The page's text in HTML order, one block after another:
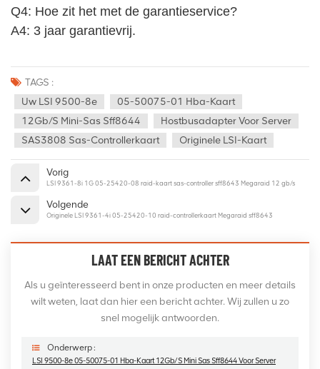
Q4: Hoe zit het met de garantieservice?
A4: 3 jaar garantievrij.
TAGS :
Uw LSI 9500-8e
05-50075-01 Hba-Kaart
12Gb/s Mini-Sas Sff8644
Hostbusadapter Voor Server
SAS3808 Sas-Controllerkaart
Originele LSI-Kaart
Vorig
LSI 9361-8i 1G 05-25420-08 raid-kaart sas-controller sff8643 Megaraid 12 gb/s
Volgende
Originele LSI 9361-4i 05-25420-10 raid-controllerkaart Megaraid sff8643
LAAT EEN BERICHT ACHTER
Als u geïnteresseerd bent in onze producten en meer details
wilt weten, laat dan hier een bericht achter. Wij zullen u zo
snel mogelijk antwoorden.
Onderwerp :
LSI 9500-8e 05-50075-01 Hba-Kaart 12Gb/s Mini Sas Sff8644 Voor Server